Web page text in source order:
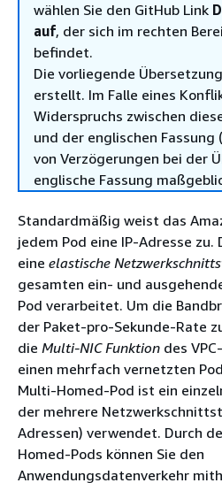
wählen Sie den GitHub Link
auf, der sich im rechten
befindet.
Die vorliegende
erstellt. Im Falle eines
Widerspruchs zwischen
und der englischen
von Verzögerungen bei der
englische Fassung
Standardmäßig weist das
jedem Pod eine IP-Adresse zu.
eine elastische
gesamten ein- und
Pod verarbeitet. Um die
der Paket-pro-Sekunde-Rate
die Multi-NIC Funktion des
einen mehrfach vernetzten
Multi-Homed-Pod ist ein
der mehrere
Adressen) verwendet. Durch
Homed-Pods können Sie den
Anwendungsdatenverkehr